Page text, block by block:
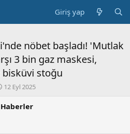
Giriş yap
nöbet başladı! 'Mutlak
3 bin gaz maskesi,
stoğu
B
ş
12 Eyl 2025